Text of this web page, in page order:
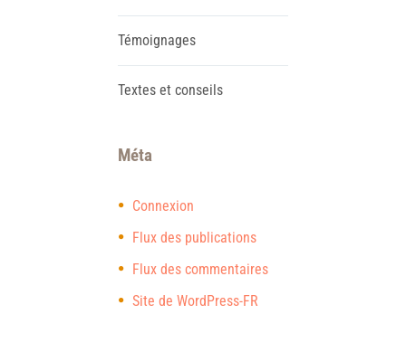
Témoignages
Textes et conseils
Méta
Connexion
Flux des publications
Flux des commentaires
Site de WordPress-FR